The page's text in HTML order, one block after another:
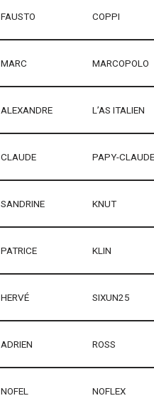
FAUSTO COPPI
MARC MARCOPOLO
ALEXANDRE L’AS ITALIEN
CLAUDE PAPY-CLAUDE
SANDRINE KNUT
PATRICE KLIN
HERVÉ SIXUN25
ADRIEN ROSS
NOFEL NOFLEX